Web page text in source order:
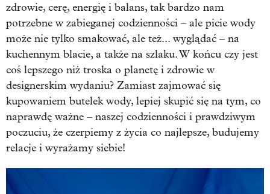
zdrowie, cerę, energię i balans, tak bardzo nam
potrzebne w zabieganej codzienności – ale picie wody
może nie tylko smakować, ale też... wyglądać – na
kuchennym blacie, a także na szlaku. W końcu czy jest
coś lepszego niż troska o planetę i zdrowie w
designerskim wydaniu? Zamiast zajmować się
kupowaniem butelek wody, lepiej skupić się na tym, co
naprawdę ważne – naszej codzienności i prawdziwym
poczuciu, że czerpiemy z życia co najlepsze, budujemy
relacje i wyrażamy siebie!